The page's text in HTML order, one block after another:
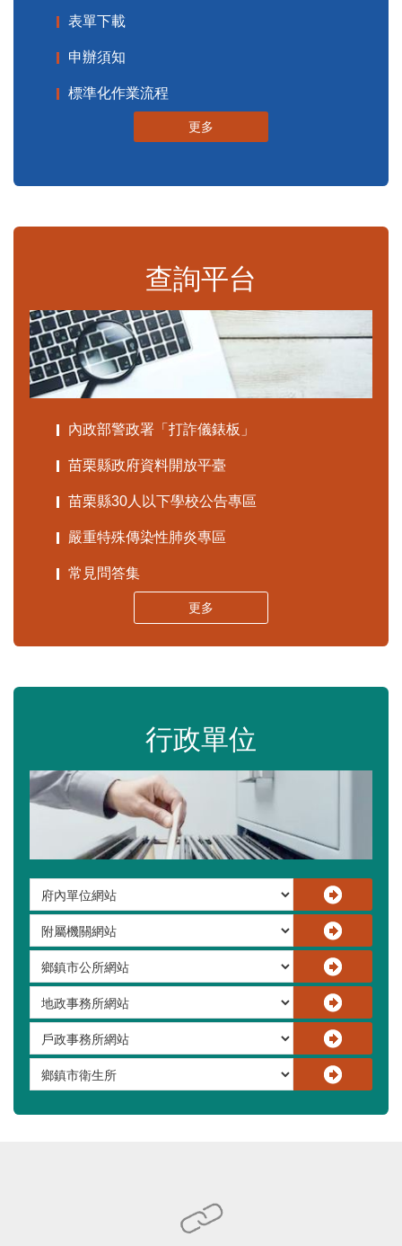
表單下載
申辦須知
標準化作業流程
更多
查詢平台
內政部警政署「打詐儀錶板」
苗栗縣政府資料開放平臺
苗栗縣30人以下學校公告專區
嚴重特殊傳染性肺炎專區
常見問答集
更多
行政單位